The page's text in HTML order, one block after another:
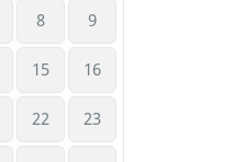
8 9
15 16
22 23